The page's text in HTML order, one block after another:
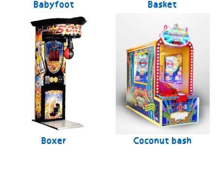
Babyfoot Basket
Boxer Coconut bash